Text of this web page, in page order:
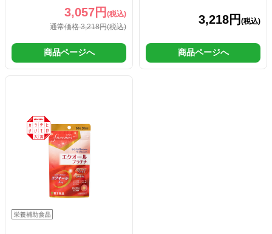
3,057円 (税込)
通常価格 3,218円(税込)
商品ページへ
3,218円 (税込)
商品ページへ